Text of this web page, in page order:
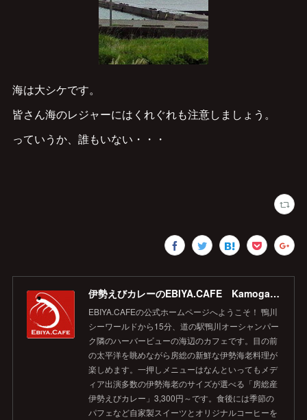
海は大シケです。
皆さん海のレジャーにはくれぐれも注意しましょう。
っていうか、誰もいない・・・
伊勢えびカレーのEBIYA.CAFE Kamogawa 【公式】
EBIYA.CAFEの公式ホームページへようこそ！ 鴨川
シーワールドから15分、道の駅鴨川オーシャンパー
ク隣のハーバービューの海辺のカフェです。目の前
の太平洋を眺めながら房総の新鮮な伊勢海老料理が
楽しめます。一押しメニューはなんといってもメデ
ィア出演多数の伊勢海老のサイズが選べる「房総産
伊勢えびカレー」3,300円～です。食後には季節の
パフェなど自家製スイーツとオリジナルコーヒーを